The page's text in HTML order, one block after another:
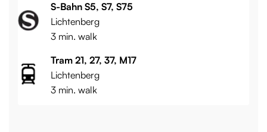
S-Bahn S5, S7, S75
Lichtenberg
3 min. walk
Tram 21, 27, 37, M17
Lichtenberg
3 min. walk